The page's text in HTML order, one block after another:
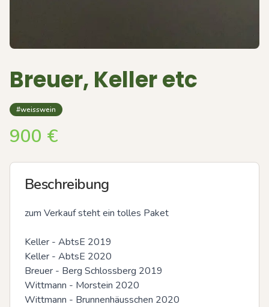
Breuer, Keller etc
#weisswein
900 €
Beschreibung
zum Verkauf steht ein tolles Paket
Keller - AbtsE 2019
Keller - AbtsE 2020
Breuer - Berg Schlossberg 2019
Wittmann - Morstein 2020
Wittmann - Brunnenhäusschen 2020